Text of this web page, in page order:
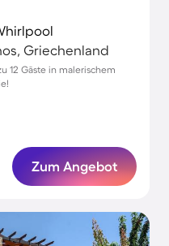
Griechenland
12 Gäste in malerischem
Zum Angebot